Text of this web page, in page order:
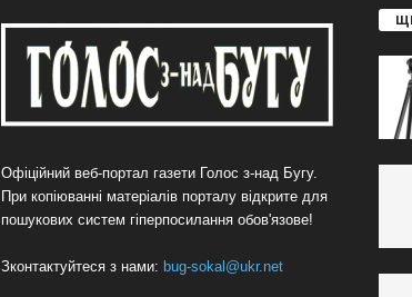
Офіційний веб-портал газети Голос з-над Бугу.
При копіюванні матеріалів порталу відкрите для
пошукових систем гіперпосилання обов'язове!
Зконтактуйтеся з нами: bug-sokal@ukr.net